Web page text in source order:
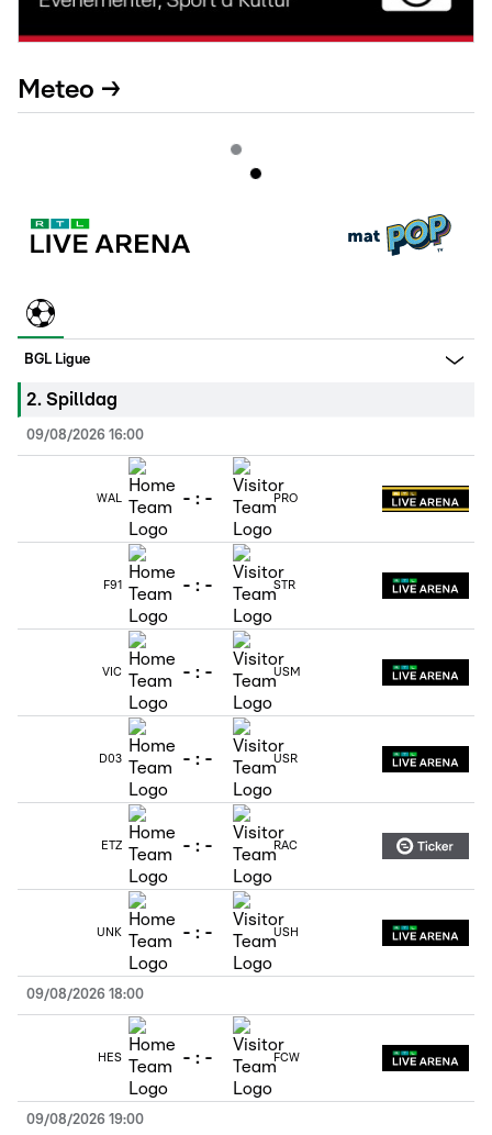
Meteo →
BGL Ligue
2. Spilldag
09/08/2026 16:00
WAL - : - PRO
F91 - : - STR
VIC - : - USM
D03 - : - USR
ETZ - : - RAC
UNK - : - USH
09/08/2026 18:00
HES - : - FCW
09/08/2026 19:00